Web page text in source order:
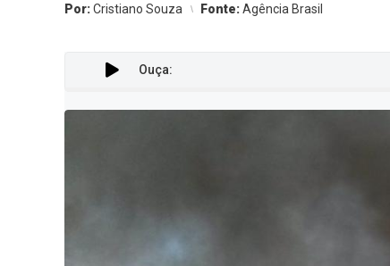
Por:Cristiano Souza Fonte:Agência Brasil
Ouça: